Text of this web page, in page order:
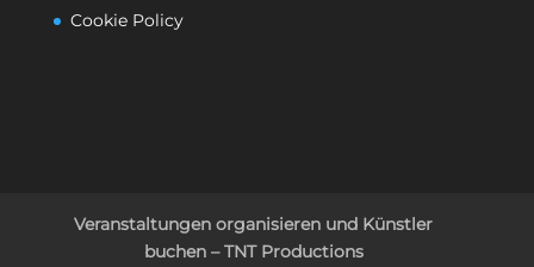
Cookie Policy
Veranstaltungen organisieren und Künstler
buchen – TNT Productions